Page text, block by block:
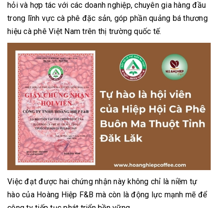
hỏi và hợp tác với các doanh nghiệp, chuyên gia hàng đầu
trong lĩnh vực cà phê đặc sản, góp phần quảng bá thương
hiệu cà phê Việt Nam trên thị trường quốc tế.
Việc đạt được hai chứng nhận này không chỉ là niềm tự
hào của Hoàng Hiệp F&B mà còn là động lực mạnh mẽ để